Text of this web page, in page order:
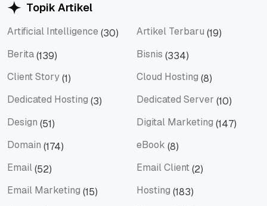
Topik Artikel
Artificial Intelligence (30) Artikel Terbaru (19)
Berita(139) Bisnis (334)
Client Story(1) Cloud Hosting (8)
Dedicated Hosting (3) Dedicated Server (10)
Design (51) Digital Marketing (147)
Domain (174) eBook (8)
Email(52) Email Client(2)
Email Marketing (15) Hosting (183)